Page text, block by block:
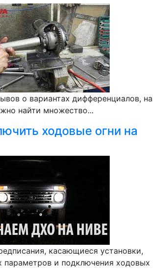
о вариантах дифференциалов, на
найти множество...
ходовые огни на
касающиеся установки,
параметров и подключения ходовых